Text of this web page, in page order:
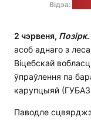
Відэа:
2 чэрвеня, Позірк.
асоб аднаго з
Віцебскай
ўпраўлення па
карупцыяй
Паводле